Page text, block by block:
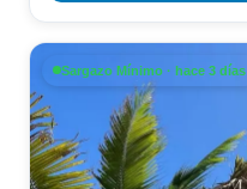
Sargazo Mínimo · hace 3 días